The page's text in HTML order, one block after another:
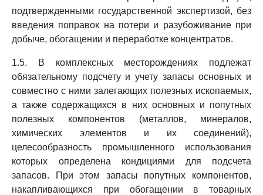
подтвержденными государственной экспертизой, без
введения поправок на потери и разубоживание при
добыче, обогащении и переработке концентратов.
1.5. В комплексных месторождениях подлежат
обязательному подсчету и учету запасы основных и
совместно с ними залегающих полезных ископаемых,
а также содержащихся в них основных и попутных
полезных компонентов (металлов, минералов,
химических элементов и их соединений),
целесообразность промышленного использования
которых определена кондициями для подсчета
запасов. При этом запасы попутных компонентов,
накапливающихся при обогащении в товарных